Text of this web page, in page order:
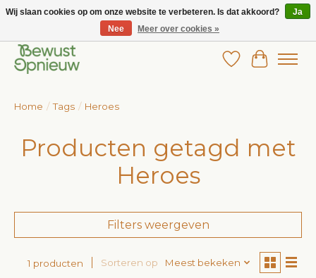
Wij bieden het grootste aanbod in betaalbare kinderkleding!
Verlanglijst
Home / Tags / Heroes
Producten getagd met
Heroes
Filters weergeven
1 producten Sorteren op Meest bekeken
Wij slaan cookies op om onze website te verbeteren. Is dat akkoord?
Ja
Nee
Meer over cookies »